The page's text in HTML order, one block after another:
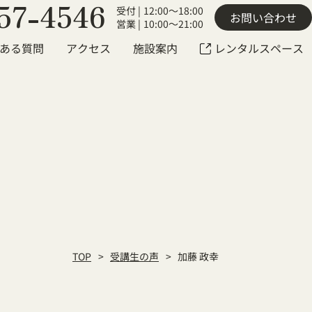
4546 受付 | 12:00～18:00
営業 | 10:00～21:00
お問い合わせ
る質問
アクセス 施設案内 レンタルスペース
TOP 受講生の声 加藤 政幸